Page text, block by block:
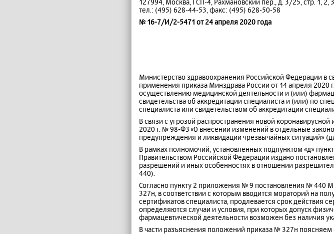
127994, Москва, ГСП-4, Рахмановский пер., д. 3/25, стр. 1, 2,
тел.: (495) 628-44-53, факс: (495) 628-50-58
№ 16-7/И/2-5471 от 24 апреля 2020 года
Министерство здравоохранения Российской Федерации
применения приказа Минздрава России от 14 апреля 2020
осуществлению медицинской деятельности и (или)
свидетельства об аккредитации специалиста и (или) по
специалиста или свидетельством об аккредитации
В связи с угрозой распространения новой
2020 г. № 98-ФЗ «О внесении изменений в отдельные
предупреждения и ликвидации чрезвычайных ситуаций»
В рамках полномочий, установленных подпунктом «д»
Правительством Российской Федерации издано
разрешений и иных особенностях в отношении
440).
Согласно пункту 2 приложения № 9 постановления № 440
327н, в соответствии с которым вводится мораторий на
сертификатов специалиста, продлевается срок действия
определяются случаи и условия, при которых допуск
фармацевтической деятельности возможен без наличия
В части разъяснения положений приказа № 327н